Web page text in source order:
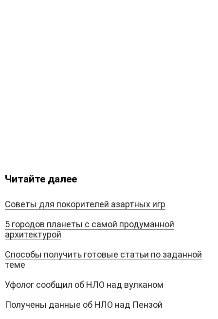
Читайте далее
Советы для покорителей азартных игр
5 городов планеты с самой продуманной
архитектурой
Способы получить готовые статьи по заданной
теме
Уфолог сообщил об НЛО над вулканом
Получены данные об НЛО над Пензой